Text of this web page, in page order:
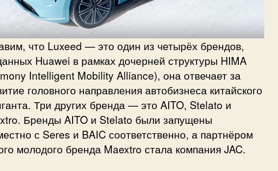
что Luxeed — это один из четырёх брендов,
Huawei в рамках дочерней структуры HIMA
Intelligent Mobility Alliance), она отвечает за
головного направления автобизнеса китайского
Три других бренда — это AITO, Stelato и
Бренды AITO и Stelato были запущены
с Seres и BAIC соответственно, а партнёром
молодого бренда Maextro стала компания JAC.